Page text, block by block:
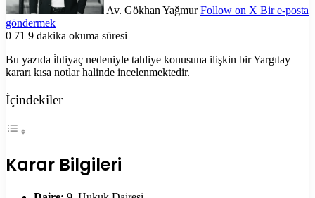
Av. Gökhan Yağmur Follow on X Bir e-posta
göndermek
0 71 9 dakika okuma süresi
Bu yazıda i̇htiyaç nedeniyle tahliye konusuna ilişkin bir Yargıtay
kararı kısa notlar halinde incelenmektedir.
İçindekiler
Karar Bilgileri